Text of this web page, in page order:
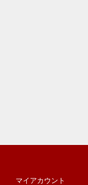
マイアカウント